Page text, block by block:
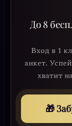
До 8
Вход в 1
анкет.
хватит
🎁